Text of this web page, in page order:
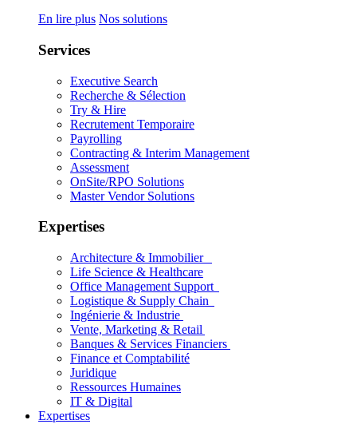
En lire plus Nos solutions
Services
Executive Search
Recherche & Sélection
Try & Hire
Recrutement Temporaire
Payrolling
Contracting & Interim Management
Assessment
OnSite/RPO Solutions
Master Vendor Solutions
Expertises
Architecture & Immobilier
Life Science & Healthcare
Office Management Support
Logistique & Supply Chain
Ingénierie & Industrie
Vente, Marketing & Retail
Banques & Services Financiers
Finance et Comptabilité
Juridique
Ressources Humaines
IT & Digital
Expertises